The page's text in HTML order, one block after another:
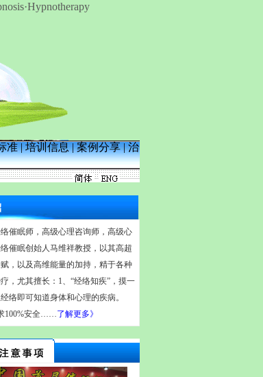
准|培训信息|案例分享|治
催眠师，高级心理咨询师，高级心
催眠创始人马维祥教授，以其高超
，以及高维能量的加持，精于各种
， 尤其擅长： 1、 “经络知疾”，摸一
络即可知道身体和心理的疾病。
100%安全……了解更多》